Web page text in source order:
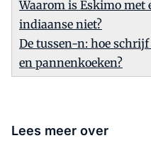
Waarom is Eskimo met
indiaanse niet?
De tussen-n: hoe
en pannenkoeken?
Lees meer over